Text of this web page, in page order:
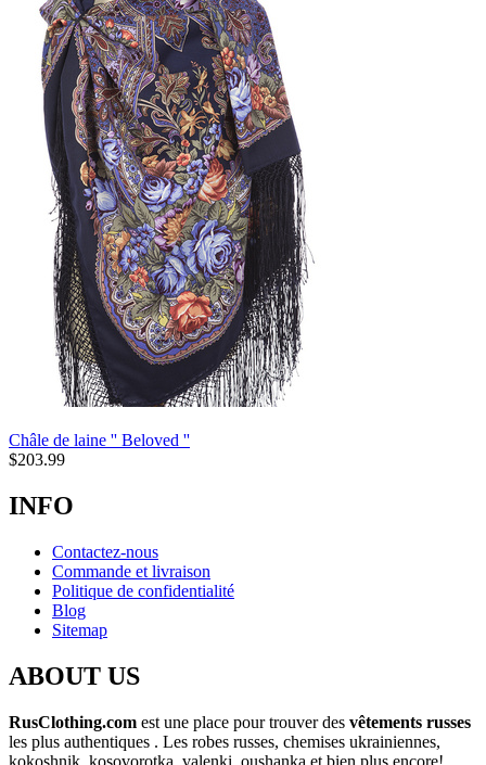
Châle de laine '' Beloved ''
$203.99
INFO
Contactez-nous
Commande et livraison
Politique de confidentialité
Blog
Sitemap
ABOUT US
RusClothing.com est une place pour trouver des vêtements russes
les plus authentiques . Les robes russes, chemises ukrainiennes,
kokoshnik, kosovorotka, valenki, oushanka et bien plus encore!